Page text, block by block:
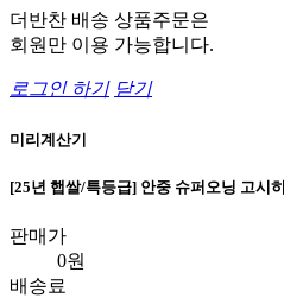
더반찬 배송 상품주문은
회원만 이용 가능합니다.
로그인 하기 닫기
미리계산기
[25년 햅쌀/특등급] 안중 슈퍼오닝 고시
판매가
0원
배송료